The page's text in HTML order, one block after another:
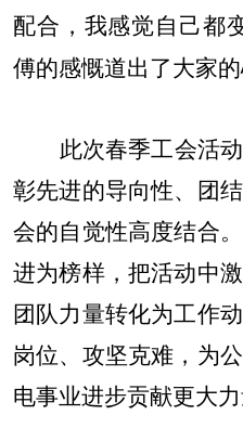
配合，我感觉自己都
傅的感慨道出了大家的
此次春季工会活
彰先进的导向性、团
会的自觉性高度结合
进为榜样，把活动中
团队力量转化为工作
岗位、攻坚克难，为
电事业进步贡献更大力